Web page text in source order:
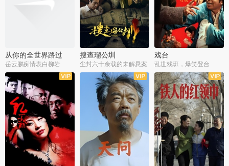
从你的全世界路过
岳云鹏痴情表白柳岩
搜查瑠公圳
尘封六十余载的未解悬案
戏台
乱世戏班，爆笑登台